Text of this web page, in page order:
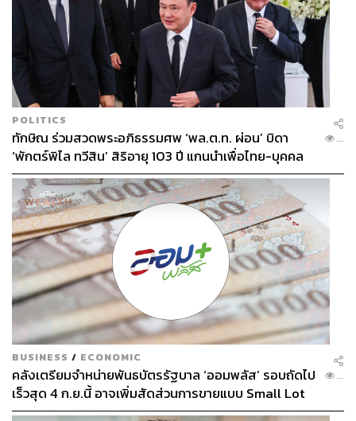
POLITICS
ทักษิณ ร่วมสวดพระอภิธรรมศพ ‘พล.ต.ท. ผ่อน’ บิดา
‘พักตร์พิไล ทวีสิน’ สิริอายุ 103 ปี แกนนำเพื่อไทย-บุคคล
หลากวงการร่วมอาลัย
...
BUSINESS / ECONOMIC
คลังเตรียมจำหน่ายพันธบัตรรัฐบาล ‘ออมพลัส’ รอบถัดไป
เร็วสุด 4 ก.ย.นี้ อาจเพิ่มสัดส่วนการขายแบบ Small Lot
First มากขึ้น
...